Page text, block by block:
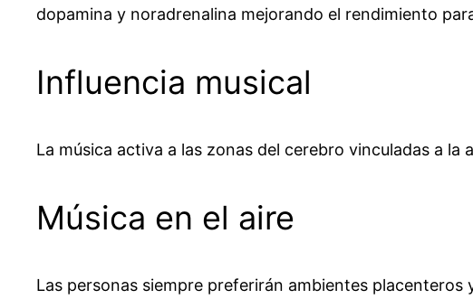
dopamina y noradrenalina mejorando el rendimiento
Influencia musical
La música activa a las zonas del cerebro vinculadas a
Música en el aire
Las personas siempre preferirán ambientes